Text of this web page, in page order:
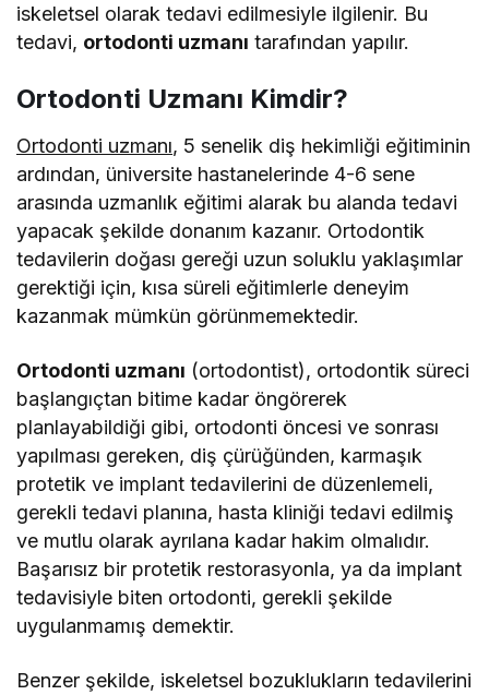
iskeletsel olarak tedavi edilmesiyle ilgilenir. Bu
tedavi, ortodonti uzmanı tarafından yapılır.
Ortodonti Uzmanı Kimdir?
Ortodonti uzmanı, 5 senelik diş hekimliği eğitiminin
ardından, üniversite hastanelerinde 4-6 sene
arasında uzmanlık eğitimi alarak bu alanda tedavi
yapacak şekilde donanım kazanır. Ortodontik
tedavilerin doğası gereği uzun soluklu yaklaşımlar
gerektiği için, kısa süreli eğitimlerle deneyim
kazanmak mümkün görünmemektedir.
Ortodonti uzmanı (ortodontist), ortodontik süreci
başlangıçtan bitime kadar öngörerek
planlayabildiği gibi, ortodonti öncesi ve sonrası
yapılması gereken, diş çürüğünden, karmaşık
protetik ve implant tedavilerini de düzenlemeli,
gerekli tedavi planına, hasta kliniği tedavi edilmiş
ve mutlu olarak ayrılana kadar hakim olmalıdır.
Başarısız bir protetik restorasyonla, ya da implant
tedavisiyle biten ortodonti, gerekli şekilde
uygulanmamış demektir.
Benzer şekilde, iskeletsel bozuklukların tedavilerini